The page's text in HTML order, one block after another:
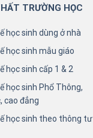
TRƯỜNG HỌC
học sinh dùng ở nhà
học sinh mẫu giáo
học sinh cấp 1 & 2
học sinh Phổ Thông,
cao đẳng
học sinh theo thông tư